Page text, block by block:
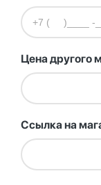
Цена другого
Ссылка на